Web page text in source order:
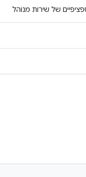
של שירות מנוהל